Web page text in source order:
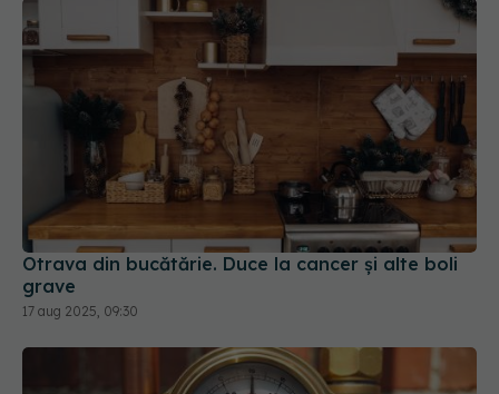
Otrava din bucătărie. Duce la cancer și alte boli
grave
17 aug 2025, 09:30